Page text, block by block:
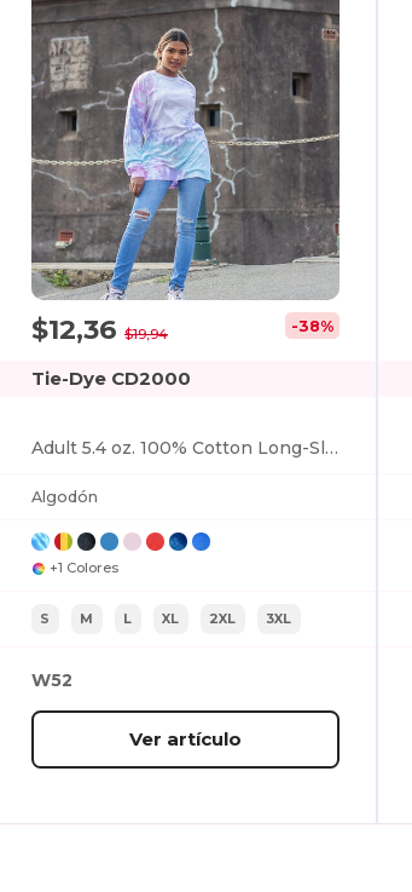
$12,36 $19,94 -38%
Tie-Dye CD2000
Adult 5.4 oz. 100% Cotton Long-Sleeve T-Shirt
Algodón
+1 Colores
S M L XL 2XL 3XL
W52
Ver artículo